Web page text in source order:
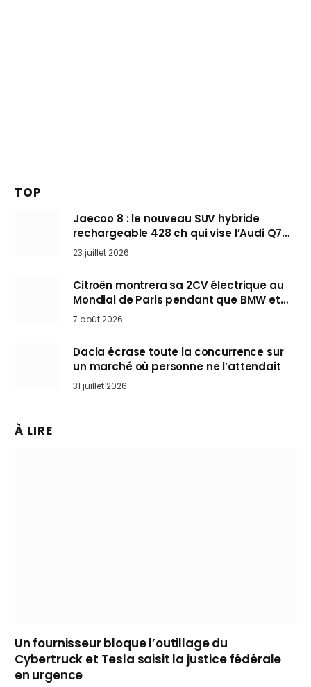
TOP
Jaecoo 8 : le nouveau SUV hybride
rechargeable 428 ch qui vise l’Audi Q7
arrive en Europe cet automne
23 juillet 2026
Citroën montrera sa 2CV électrique au
Mondial de Paris pendant que BMW et
Mini désertent le salon
7 août 2026
Dacia écrase toute la concurrence sur
un marché où personne ne l’attendait
31 juillet 2026
À LIRE
Un fournisseur bloque l’outillage du
Cybertruck et Tesla saisit la justice fédérale
en urgence